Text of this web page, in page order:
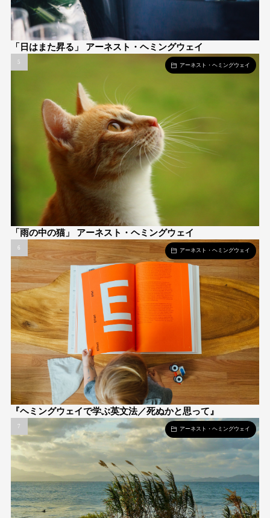
「日はまた昇る」 アーネスト・ヘミングウェイ
アーネスト・ヘミングウェイ
「雨の中の猫」 アーネスト・ヘミングウェイ
アーネスト・ヘミングウェイ
『ヘミングウェイで学ぶ英文法／死ぬかと思って』
アーネスト・ヘミングウェイ